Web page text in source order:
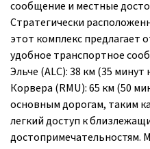
сообщение и местные
Стратегически
этот комплекс предлагает
удобное транспортное
Эльче (ALC): 38 км (35
Корвера (RMU): 65 км (50
основным дорогам, таким
легкий доступ к
достопримечательностям.